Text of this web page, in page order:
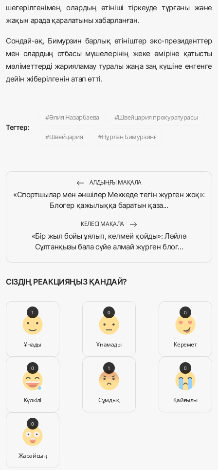
шегерілгенімен, олардың өтініші тіркеуде тұрғаны және
жақын арада қаралатыны хабарланған.
Сондай-ақ, Бимурзин барлық өтініштер экс-президенттер
мен олардың отбасы мүшелерінің жеке өміріне қатысты
мәліметтерді жарияламау туралы жаңа заң күшіне енгенге
дейін жіберілгенін атап өтті.
Тегтер:
Әлия Назарбаева Швейцария прокуратурасы
Швейцария Нұрлан Бимурзинғ
АЛДЫҢҒЫ МАҚАЛА
«Спортшылар мен әншілер Меккеде тегін жүрген жоқ»:
Блогер қажылыққа баратын қаза...
КЕЛЕСІ МАҚАЛА
«Бір жыл бойы ұялып, келмей қойды»: Ләйлә
Сұлтанқызы бала сүйе алмай жүрген блог...
СІЗДІҢ РЕАКЦИЯҢЫЗ ҚАНДАЙ?
Ұнады
1
Ұнамады
0
Керемет
0
Күлкілі
0
Сұмдық
1
Қайғылы
0
Жарайсың
0